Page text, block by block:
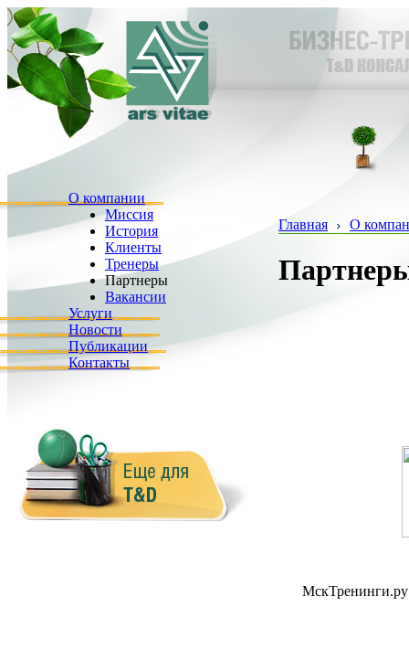
О компании
Миссия
История
Клиенты
Тренеры
Партнеры
Вакансии
Услуги
Новости
Публикации
Контакты
Главная О